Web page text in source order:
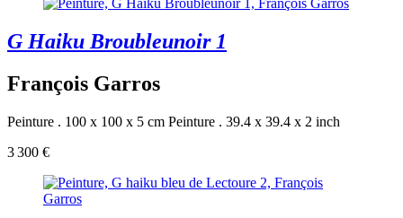
G Haiku Broubleunoir 1
François Garros
Peinture . 100 x 100 x 5 cm Peinture . 39.4 x 39.4 x 2 inch
3 300 €